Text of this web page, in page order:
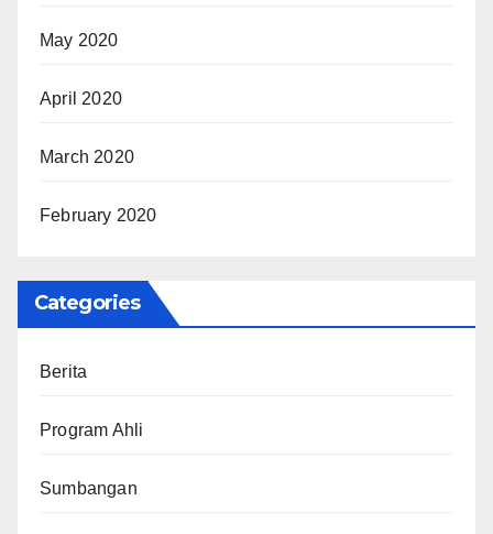
May 2020
April 2020
March 2020
February 2020
Categories
Berita
Program Ahli
Sumbangan